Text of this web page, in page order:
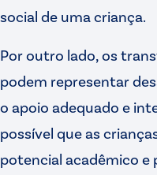
social de uma criança.
Por outro lado, os
podem representar
o apoio adequado e
possível que as
potencial acadêmico e